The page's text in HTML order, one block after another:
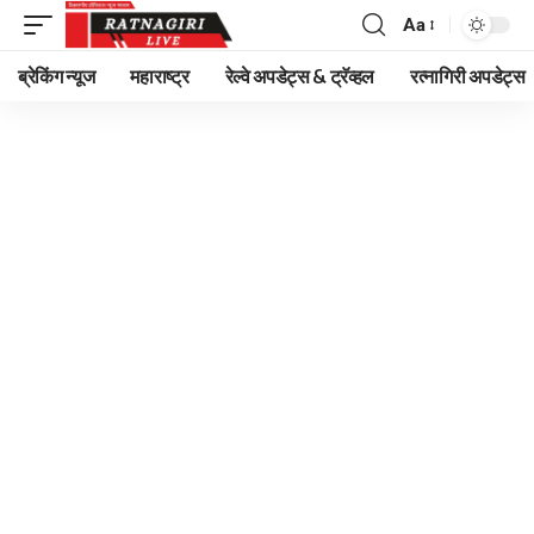
Font
Resizer
Aa
ब्रेकिंग न्यूज महाराष्ट्र रेल्वे अपडेट्स & ट्रॅव्हल रत्नागिरी अपडेट्स